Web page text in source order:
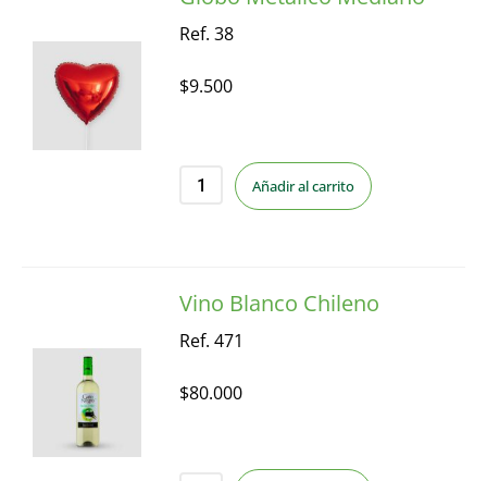
Ref. 38
$9.500
Añadir al carrito
Vino Blanco Chileno
Ref. 471
$80.000